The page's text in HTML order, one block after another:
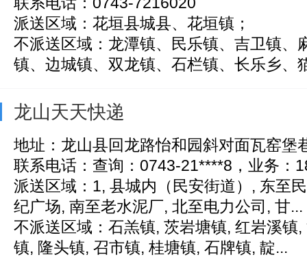
派送区域：花垣县城县、花垣镇；
不派送区域：龙潭镇、民乐镇、吉卫镇、
镇、边城镇、双龙镇、石栏镇、长乐乡、
龙山天天快递
地址：龙山县回龙路怡和园斜对面瓦窑堡
联系电话：查询：0743-21****8，业务：
派送区域：1, 县城内（民安街道）, 东至
纪广场, 南至老水泥厂, 北至电力公司, 甘...
不派送区域：石羔镇, 茨岩塘镇, 红岩溪镇
镇, 隆头镇, 召市镇, 桂塘镇, 石牌镇, 靛...